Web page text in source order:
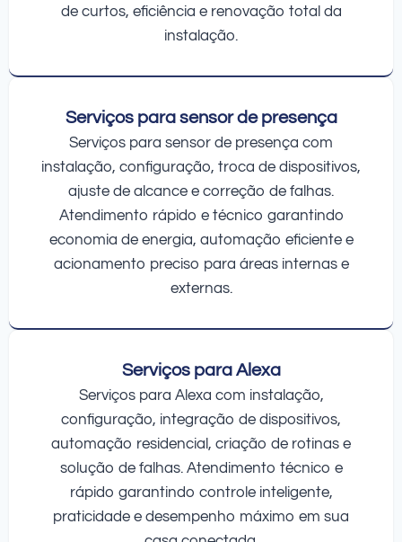
de curtos, eficiência e renovação total da
instalação.
Serviços para sensor de presença
Serviços para sensor de presença com
instalação, configuração, troca de dispositivos,
ajuste de alcance e correção de falhas.
Atendimento rápido e técnico garantindo
economia de energia, automação eficiente e
acionamento preciso para áreas internas e
externas.
Serviços para Alexa
Serviços para Alexa com instalação,
configuração, integração de dispositivos,
automação residencial, criação de rotinas e
solução de falhas. Atendimento técnico e
rápido garantindo controle inteligente,
praticidade e desempenho máximo em sua